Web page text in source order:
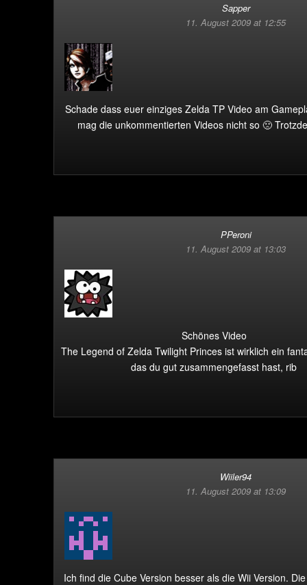
Sapper
11. August 2009 at 12:55
Schade dass euer einziges Zelda TP Video am
mag die unkommentierten Videos nicht so 🙁
PPeroni
11. August 2009 at 13:03
Schönes Video
The Legend of Zelda Twilight Princes ist wirklich ein
das du gut zusammengefasst hast, rib
Wiiler94
11. August 2009 at 13:09
Ich find die Cube Version besser als die Wii Version.